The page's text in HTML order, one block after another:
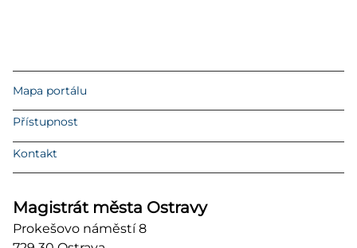
Mapa portálu
Přístupnost
Kontakt
Magistrát města Ostravy
Prokešovo náměstí 8